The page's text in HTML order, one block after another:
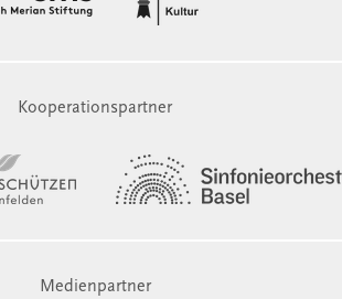
Kooperationspartner
Medienpartner